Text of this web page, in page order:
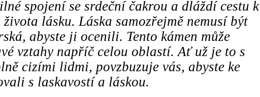
spojení se srdeční čakrou a dláždí cestu k
lásku. Láska samozřejmě nemusí být
abyste ji ocenili. Tento kámen může
vztahy napříč celou oblastí. Ať už je to s
cizími lidmi, povzbuzuje vás, abyste ke
s laskavostí a láskou.